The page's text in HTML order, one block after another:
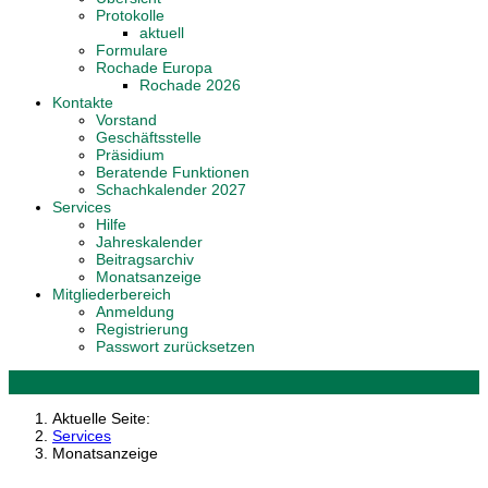
Protokolle
aktuell
Formulare
Rochade Europa
Rochade 2026
Kontakte
Vorstand
Geschäftsstelle
Präsidium
Beratende Funktionen
Schachkalender 2027
Services
Hilfe
Jahreskalender
Beitragsarchiv
Monatsanzeige
Mitgliederbereich
Anmeldung
Registrierung
Passwort zurücksetzen
Aktuelle Seite:
Services
Monatsanzeige